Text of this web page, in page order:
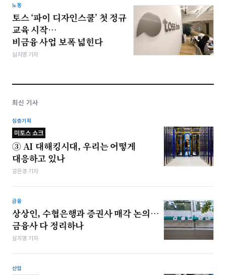
노동
토스 ‘파이 디자인스쿨’ 첫 정규
교육 시작…
비금융 사업 보폭 넓힌다
심지영 기자
최신 기사
심층기획
미토스 쇼크
③ AI 대해킹시대, 우리는 어떻게
대응하고 있나
강은경 기자
금융
상상인, 수협은행과 증권사 매각 논의…
금융사 다 정리하나
심지영 기자
산업